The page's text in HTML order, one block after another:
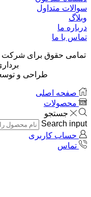
سوالات متداول
وبلاگ
درباره ما
تماس با ما
تمامی حقوق برای شرکت
طراحی و
صفحه اصلی
محصولات
جستجو
Search input
حساب کاربری
تماس